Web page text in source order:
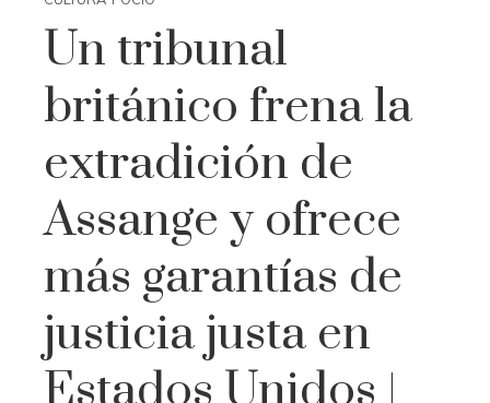
Un tribunal
británico frena la
extradición de
Assange y ofrece
más garantías de
justicia justa en
Estados Unidos |